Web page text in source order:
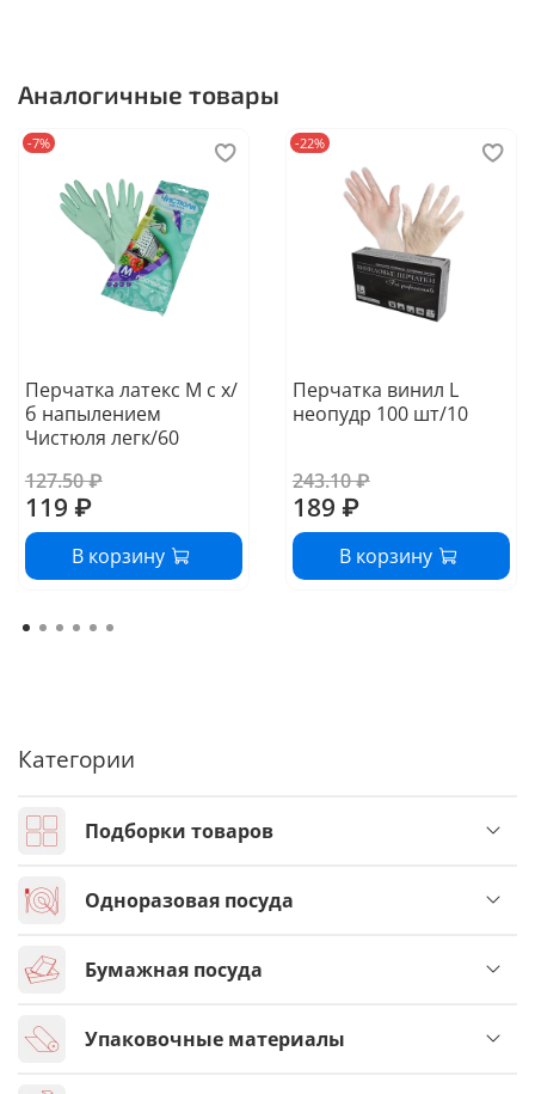
Аналогичные товары
-7%
Перчатка латекс M с х/
б напылением
Чистюля легк/60
127.50 ₽
119 ₽
В корзину
-22%
Перчатка винил L
неопудр 100 шт/10
243.10 ₽
189 ₽
В корзину
Категории
Подборки товаров
Одноразовая посуда
Бумажная посуда
Упаковочные материалы